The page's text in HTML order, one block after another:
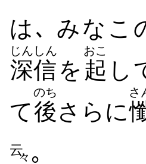
は､ みなこ
深信
じんしん
を 起
おこ
し
て後
のち
さらに
さ
云々 ｡